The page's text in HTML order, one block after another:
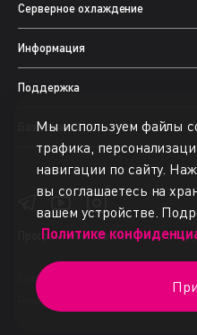
Серверное охлаждение
Информация
Поддержка
База знаний
Программное обеспечениеи
Copyright © 2015-2025 BiXBiT. All
Privacy Policy
Мы используем файлы
трафика,
навигации по сайту.
вы соглашаетесь на
вашем устройстве.
Политике